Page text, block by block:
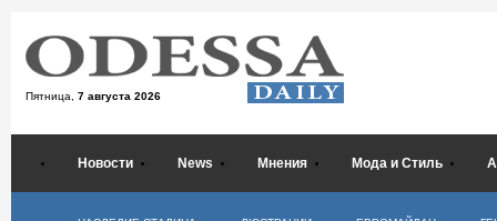
Пятница, 7 августа 2026
Новости News Мнения Мода и Стиль